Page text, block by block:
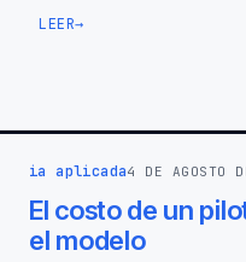
LEER→
ia aplicada4 DE AGOSTO
El costo de un
el modelo